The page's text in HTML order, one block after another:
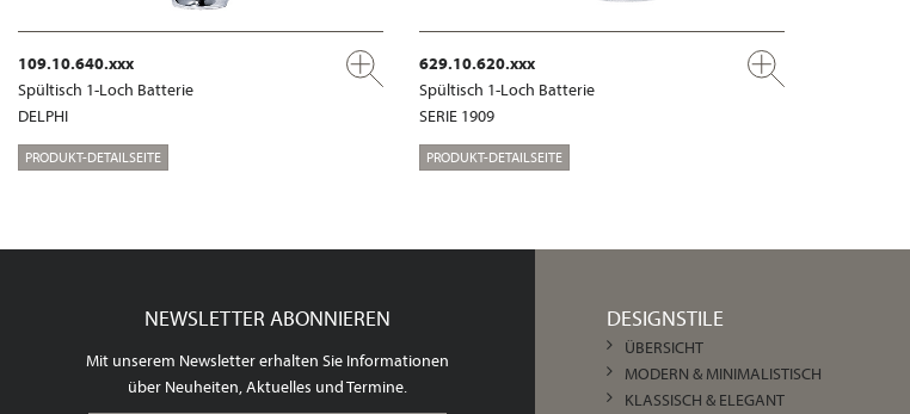
109.10.640.xxx
Spültisch 1-Loch Batterie
DELPHI
PRODUKT-DETAILSEITE
629.10.620.xxx
Spültisch 1-Loch Batterie
SERIE 1909
PRODUKT-DETAILSEITE
NEWSLETTER ABONNIEREN
Mit unserem Newsletter erhalten Sie Informationen
über Neuheiten, Aktuelles und Termine.
DESIGNSTILE
ÜBERSICHT
MODERN & MINIMALISTISCH
KLASSISCH & ELEGANT